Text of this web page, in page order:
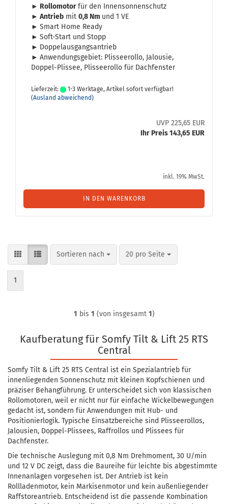
► Rol­lo­mo­torfür den In­nen­son­nen­schutz
► An­trieb mit 0,8 Nm und 1 VE
► Smart Home Ready
► Soft-​Start und Stopp
► Dop­pel­aus­gangs­an­trieb
► An­wen­dungs­ge­biet: Plis­see­rol­lo, Ja­lou­sie,
Doppel-​Plissee, Plis­see­rol­lo für Dach­fens­ter
Lieferzeit:
1-3 Werktage, Artikel sofort verfügbar!
(Ausland abweichend)
UVP 225,65 EUR
Ihr Preis 143,65 EUR
inkl. 19% MwSt.
IN DEN WARENKORB
Sortieren nach
Sortieren nach 20 pro Seite
pro Seite
1
1 bis 1 (von insgesamt 1)
Kaufberatung für Somfy Tilt & Lift 25 RTS
Central
Somfy Tilt & Lift 25 RTS Central ist ein Spezialantrieb für
innenliegenden Sonnenschutz mit kleinen Kopfschienen und
präziser Behangführung. Er unterscheidet sich von klassischen
Rollomotoren, weil er nicht nur für einfache Wickelbewegungen
gedacht ist, sondern für Anwendungen mit Hub- und
Positionierlogik. Typische Einsatzbereiche sind Plisseerollos,
Jalousien, Doppel-Plissees, Raffrollos und Plissees für
Dachfenster.
Die technische Auslegung mit 0,8 Nm Drehmoment, 30 U/min
und 12 V DC zeigt, dass die Baureihe für leichte bis abgestimmte
Innenanlagen vorgesehen ist. Der Antrieb ist kein
Rollladenmotor, kein Markisenmotor und kein außenliegender
Raffstoreantrieb. Entscheidend ist die passende Kombination